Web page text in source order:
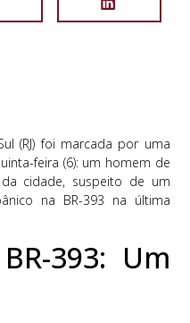
(RJ) foi marcada por uma
feira (6): um homem de
cidade, suspeito de um
na BR-393 na última
393: Um